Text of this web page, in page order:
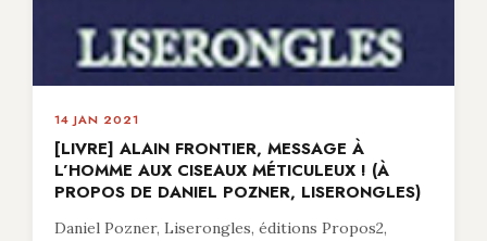
14 JAN 2021
[LIVRE] ALAIN FRONTIER, MESSAGE À
L’HOMME AUX CISEAUX MÉTICULEUX ! (À
PROPOS DE DANIEL POZNER, LISERONGLES)
Daniel Pozner, Liserongles, éditions Propos2,